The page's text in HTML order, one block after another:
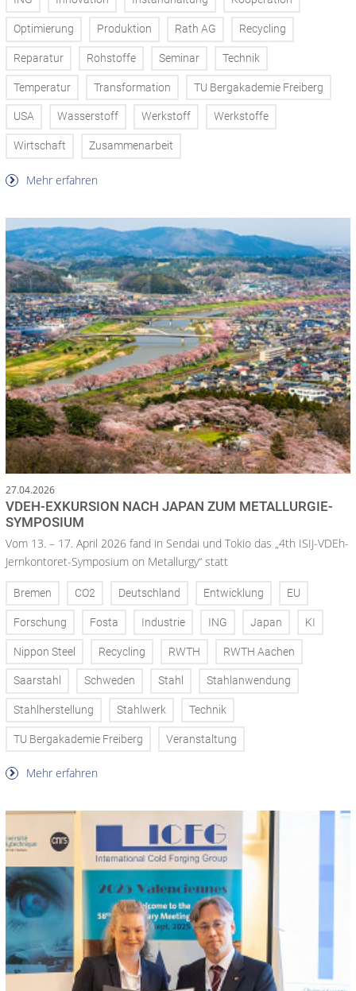
Optimierung Produktion Rath AG Recycling
Reparatur Rohstoffe Seminar Technik
Temperatur Transformation TU Bergakademie Freiberg
USA Wasserstoff Werkstoff Werkstoffe
Wirtschaft Zusammenarbeit
Mehr erfahren
27.04.2026
VDEH-EXKURSION NACH JAPAN ZUM METALLURGIE-
SYMPOSIUM
Vom 13. – 17. April 2026 fand in Sendai und Tokio das „4th ISIJ-VDEh-
Jernkontoret-Symposium on Metallurgy“ statt
Bremen CO2 Deutschland Entwicklung EU
Forschung Fosta Industrie ING Japan KI
Nippon Steel Recycling RWTH RWTH Aachen
Saarstahl Schweden Stahl Stahlanwendung
Stahlherstellung Stahlwerk Technik
TU Bergakademie Freiberg Veranstaltung
Mehr erfahren